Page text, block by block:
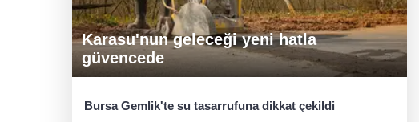
Karasu'nun geleceği yeni hatla
güvencede
Bursa Gemlik'te su tasarrufuna dikkat çekildi